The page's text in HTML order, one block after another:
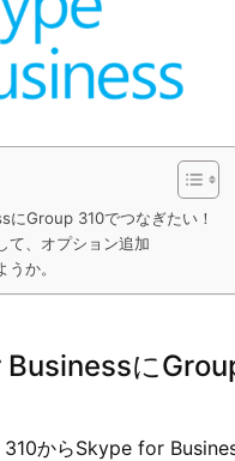
Group 310でつなぎたい！
て、オプション追加
か。
に
からSkype for